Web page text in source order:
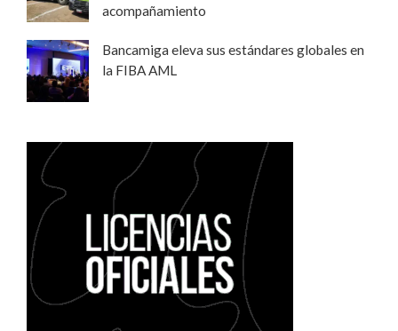
acompañamiento
Bancamiga eleva sus estándares globales en
la FIBA AML